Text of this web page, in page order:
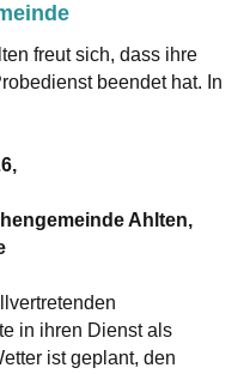
freut sich, dass ihre
beendet hat. In
Ahlten,
in ihren Dienst als
ist geplant, den